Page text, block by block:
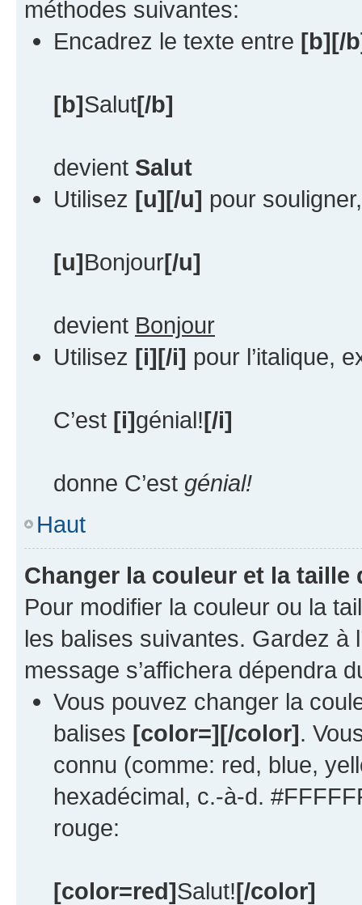
méthodes suivantes:
Encadrez le texte entre [b][/
[b]Salut[/b]
devient Salut
Utilisez [u][/u] pour
[u]Bonjour[/u]
devient Bonjour
Utilisez [i][/i] pour l’italique,
C’est [i]génial![/i]
donne C’est génial!
Haut
Changer la couleur et la taille
Pour modifier la couleur ou la
les balises suivantes. Gardez à
message s’affichera dépendra
Vous pouvez changer la
balises [color=][/color].
connu (comme: red, blue,
hexadécimal, c.-à-d.
rouge:
[color=red]Salut![/color]